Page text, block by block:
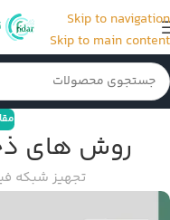
Skip to navigation
Skip to main content
روش های
تجهیز شبکه